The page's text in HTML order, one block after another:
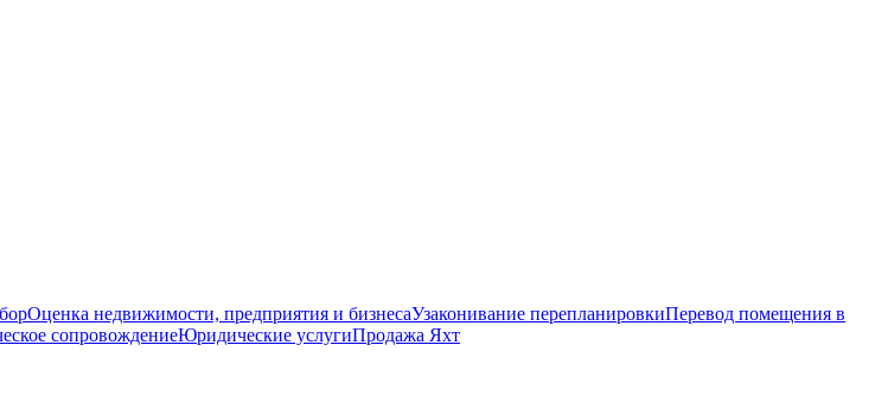
Оценка недвижимости, предприятия и бизнесаУзаконивание перепланировкиПеревод помещения в
сопровождениеЮридические услугиПродажа Яхт